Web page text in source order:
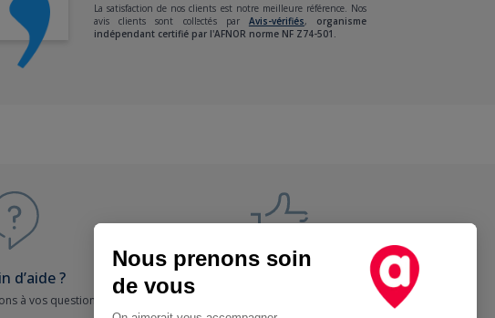
La satisfaction de nos clients est notre meilleure référence. Nos
avis clients sont collectés par Avis-vérifiés, organisme
indépendant certifié par l'AFNOR norme NF Z74-501.
d’aide ?
à vos questions
Nous prenons soin
de vous